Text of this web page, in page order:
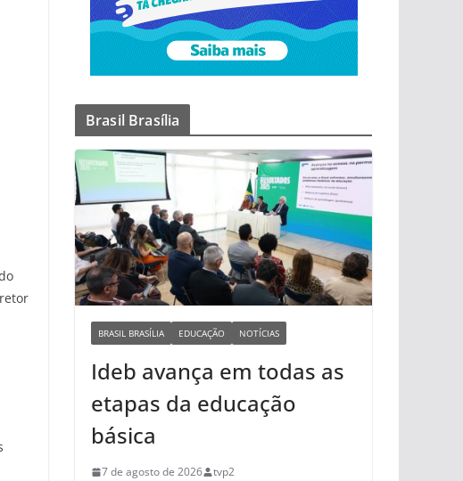
Brasil Brasília
BRASIL BRASÍLIA EDUCAÇÃO NOTÍCIAS
Ideb avança em todas as
etapas da educação
básica
7 de agosto de 2026 tvp2